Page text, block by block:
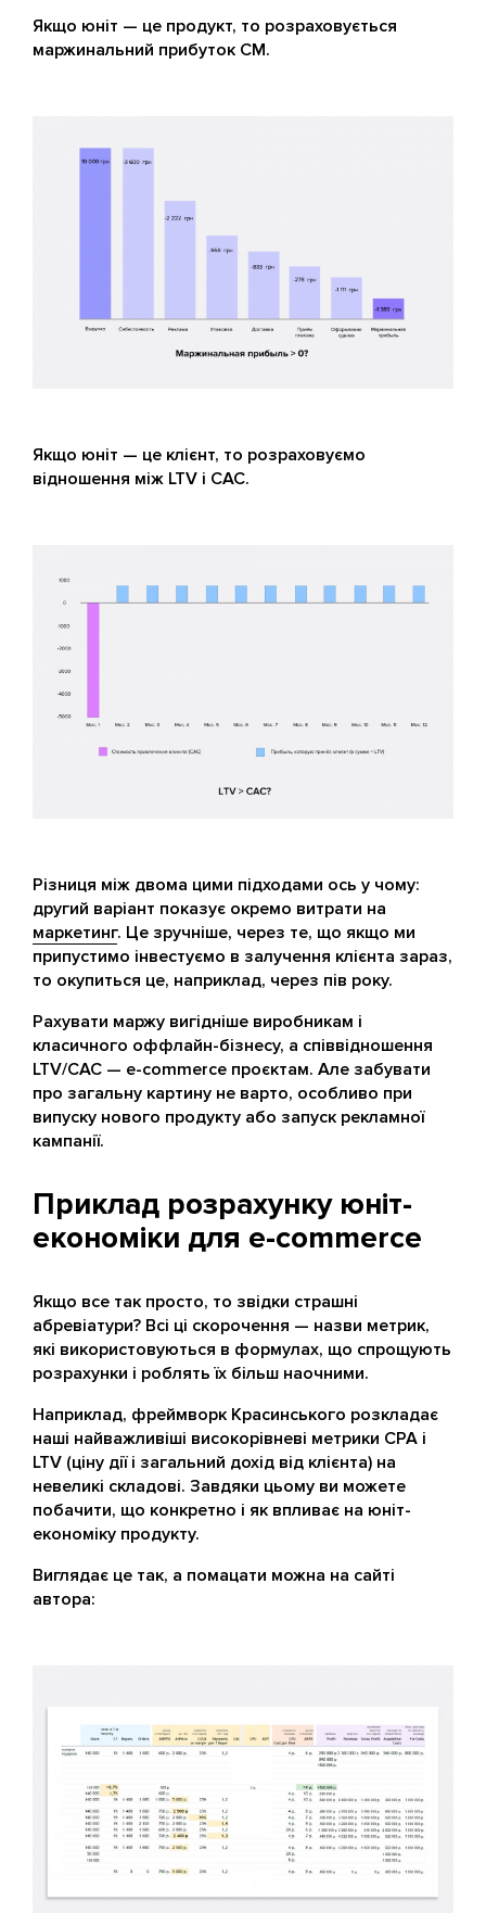
Якщо юніт — це продукт, то розраховується
маржинальний прибуток CM.
Якщо юніт — це клієнт, то розраховуємо
відношення між LTV і CAC.
Різниця між двома цими підходами ось у чому:
другий варіант показує окремо витрати на
маркетинг. Це зручніше, через те, що якщо ми
припустимо інвестуємо в залучення клієнта зараз,
то окупиться це, наприклад, через пів року.
Рахувати маржу вигідніше виробникам і
класичного оффлайн-бізнесу, а співвідношення
LTV/CAC — e-commerce проєктам. Але забувати
про загальну картину не варто, особливо при
випуску нового продукту або запуск рекламної
кампанії.
Приклад розрахунку юніт-
економіки для e-commerce
Якщо все так просто, то звідки страшні
абревіатури? Всі ці скорочення — назви метрик,
які використовуються в формулах, що спрощують
розрахунки і роблять їх більш наочними.
Наприклад, фреймворк Красинського розкладає
наші найважливіші високорівневі метрики CPA і
LTV (ціну дії і загальний дохід від клієнта) на
невеликі складові. Завдяки цьому ви можете
побачити, що конкретно і як впливає на юніт-
економіку продукту.
Виглядає це так, а помацати можна на сайті
автора: